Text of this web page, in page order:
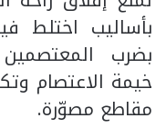
بأساليب اختلط
بضرب
خيمة الاعتصام
مقاطع مصوّرة.